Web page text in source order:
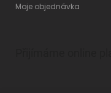
Moje objednávka